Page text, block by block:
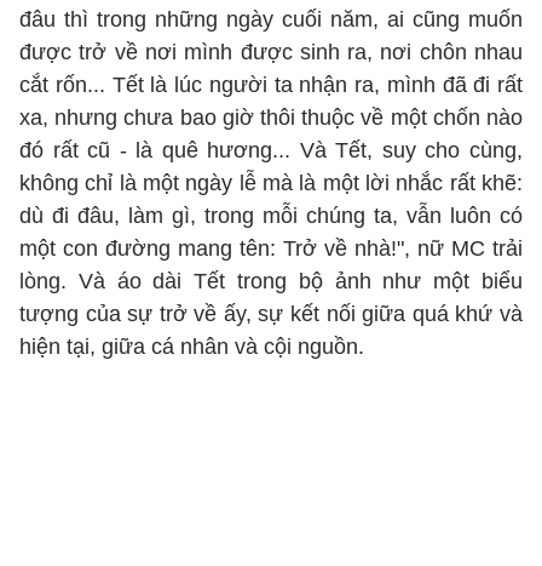
đâu thì trong những ngày cuối năm, ai cũng muốn
được trở về nơi mình được sinh ra, nơi chôn nhau
cắt rốn... Tết là lúc người ta nhận ra, mình đã đi rất
xa, nhưng chưa bao giờ thôi thuộc về một chốn nào
đó rất cũ - là quê hương... Và Tết, suy cho cùng,
không chỉ là một ngày lễ mà là một lời nhắc rất khẽ:
dù đi đâu, làm gì, trong mỗi chúng ta, vẫn luôn có
một con đường mang tên: Trở về nhà!", nữ MC trải
lòng. Và áo dài Tết trong bộ ảnh như một biểu
tượng của sự trở về ấy, sự kết nối giữa quá khứ và
hiện tại, giữa cá nhân và cội nguồn.